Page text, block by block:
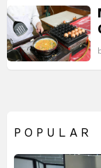
POPULAR